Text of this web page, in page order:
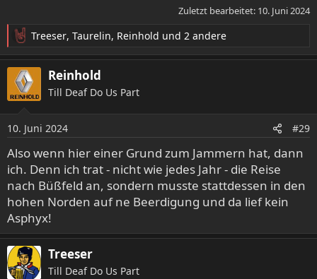
Zuletzt bearbeitet: 10. Juni 2024
R
e
a
k
t
n
e
n
:
Treeser, Taurelin, Reinhold und 2 andere
Reinhold
Till Deaf Do Us Part
10. Juni 2024 #29
Also wenn hier einer Grund zum Jammern hat, dann
ich. Denn ich trat - nicht wie jedes Jahr - die Reise
nach Büßfeld an, sondern musste stattdessen in den
hohen Norden auf ne Beerdigung und da lief kein
Asphyx!
Treeser
Till Deaf Do Us Part